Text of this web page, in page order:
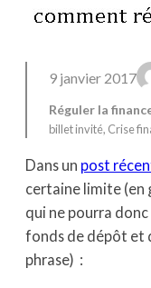
9 janvier 2017
Réguler la
billet invité, Crise
Dans un post
certaine limite (en
qui ne pourra
fonds de dépôt et
phrase) :